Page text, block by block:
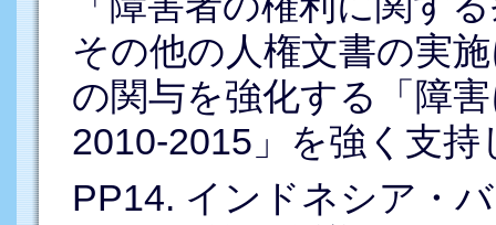
その他の人権文書の実
の関与を強化する「障
2010-2015」を強く支
PP14. インドネシア・